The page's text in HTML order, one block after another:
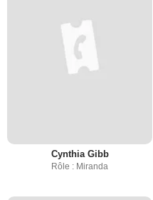
Cynthia Gibb
Rôle : Miranda